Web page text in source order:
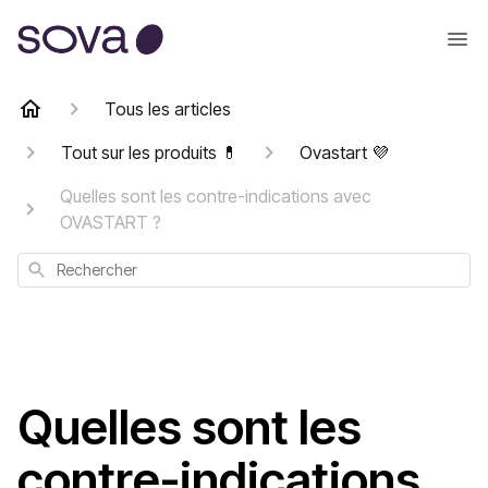
Tous les articles
Tout sur les produits 💊
Ovastart 💜
Quelles sont les contre-indications avec
OVASTART ?
Rechercher
Quelles sont les